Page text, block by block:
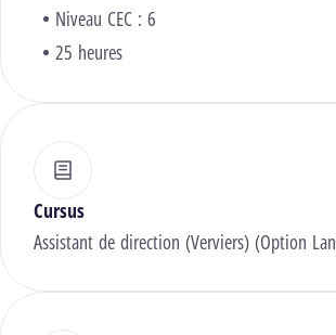
Niveau CEC : 6
25 heures
Cursus
Assistant de direction (Verviers) (Option